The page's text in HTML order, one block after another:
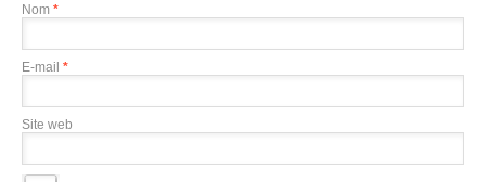
Nom *
E-mail *
Site web